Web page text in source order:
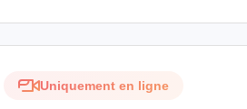
Uniquement en ligne